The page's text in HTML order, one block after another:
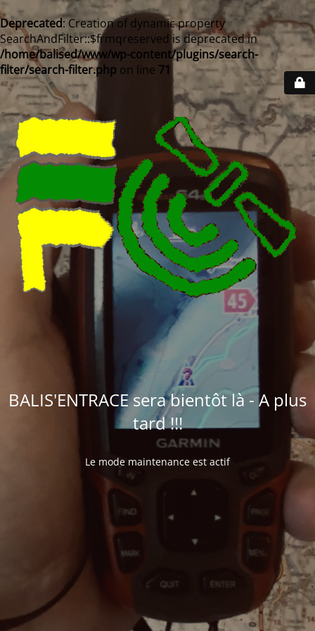
Deprecated: Creation of dynamic property
SearchAndFilter::$frmqreserved is deprecated in
/home/balised/www/wp-content/plugins/search-
filter/search-filter.php on line 71
BALIS'ENTRACE sera bientôt là - A plus
tard !!!
Le mode maintenance est actif